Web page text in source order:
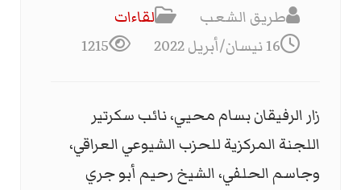
طريق الشعب
لقاءات
16 نيسان/أبريل 2022
1215
زار الرفيقان بسام محيي، نائب سكرتير
اللجنة المركزية للحزب الشيوعي العراقي،
وجاسم الحلفي، الشيخ رحيم أبو جري